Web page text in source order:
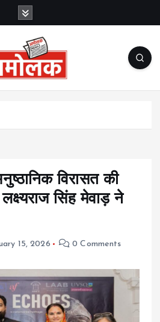
विरासत की
सिंह मेवाड़ ने
15, 2026 0 Comments